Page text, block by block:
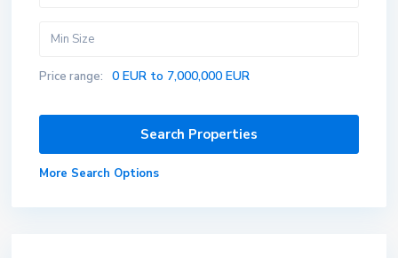
Price range: 0 EUR to 7,000,000 EUR
More Search Options